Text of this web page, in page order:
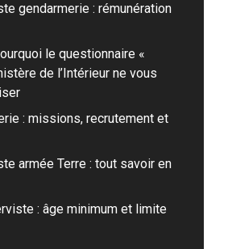
gendarmerie : rémunération
le questionnaire «
de l’Intérieur ne vous
: missions, recrutement et
armée Terre : tout savoir en
: âge minimum et limite